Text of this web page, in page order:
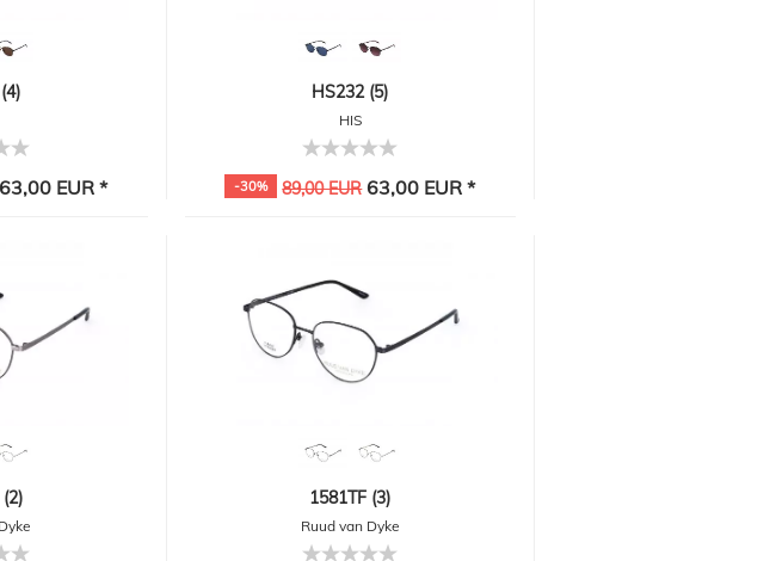
EUR *
HS232 (5)
HIS
-30% 89,00 EUR63,00 EUR *
1581TF (3)
Ruud van Dyke